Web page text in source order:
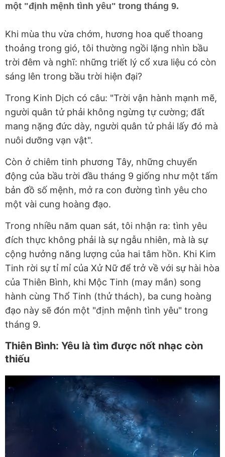
một "định mệnh tình yêu" trong tháng 9.
Khi mùa thu vừa chớm, hương hoa quế thoang
thoảng trong gió, tôi thường ngồi lặng nhìn bầu
trời đêm và nghĩ: những triết lý cổ xưa liệu có còn
sáng lên trong bầu trời hiện đại?
Trong Kinh Dịch có câu: "Trời vận hành mạnh mẽ,
người quân tử phải không ngừng tự cường; đất
mang nặng đức dày, người quân tử phải lấy đó mà
nuôi dưỡng vạn vật".
Còn ở chiêm tinh phương Tây, những chuyển
động của bầu trời đầu tháng 9 giống như một tấm
bản đồ số mệnh, mở ra con đường tình yêu cho
một vài cung hoàng đạo.
Trong nhiều năm quan sát, tôi nhận ra: tình yêu
đích thực không phải là sự ngẫu nhiên, mà là sự
cộng hưởng năng lượng của hai tâm hồn. Khi Kim
Tinh rời sự tỉ mỉ của Xử Nữ để trở về với sự hài hòa
của Thiên Bình, khi Mộc Tinh (may mắn) song
hành cùng Thổ Tinh (thử thách), ba cung hoàng
đạo này sẽ đón một "định mệnh tình yêu" trong
tháng 9.
Thiên Bình: Yêu là tìm được nốt nhạc còn
thiếu